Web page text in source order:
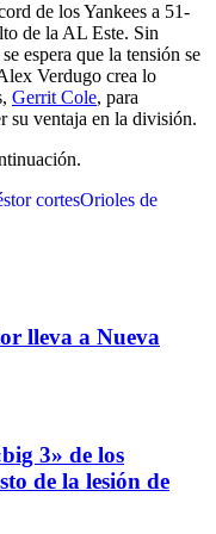
de los Yankees a 51-
de la AL Este. Sin
espera que la tensión se
Verdugo crea lo
Gerrit Cole, para
su ventaja en la división.
cortesOrioles de
lleva a Nueva
3» de los
de la lesión de